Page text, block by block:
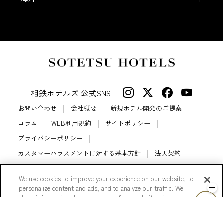
相鉄ホテルズ 公式SNS
お問い合わせ 会社概要
新規ホテル開発のご提案
コラム
WEB利用規約
サイトポリシー
プライバシーポリシー
カスタマーハラスメントに対する基本方針
法人契約
宿泊約款
会員規約
サイトマップ
相鉄ホテルズ パートナーホテル加盟募集のご案内
採用情報
We use cookies to improve your experience on our website, to
personalize content and ads, and to analyze our traffic. We